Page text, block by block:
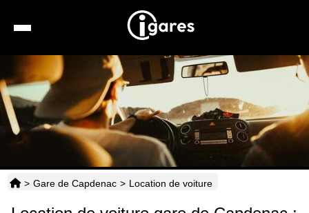
Recherche
Location de voiture
Hôtels
Taxis
> Gare de Capdenac > Location de voiture